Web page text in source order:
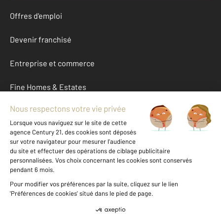
Offres d'emploi
Devenir franchisé
Entreprise et commerce
Fine Homes & Estates
À propos
International
Nous contacter